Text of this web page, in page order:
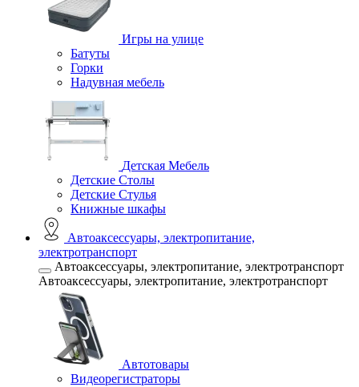
Игры на улице
Батуты
Горки
Надувная мебель
Детская Мебель
Детские Столы
Детские Стулья
Книжные шкафы
Автоаксессуары, электропитание,
электротранспорт
Автоаксессуары, электропитание, электротранспорт
Автоаксессуары, электропитание, электротранспорт
Автотовары
Видеорегистраторы